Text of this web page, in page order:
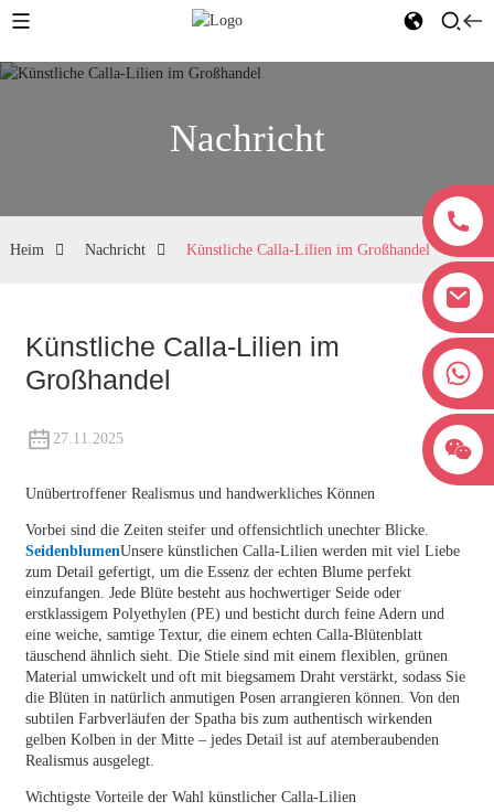
Nachricht
Heim Nachricht Künstliche Calla-Lilien im Großhandel
Künstliche Calla-Lilien im
Großhandel
27.11.2025
Unübertroffener Realismus und handwerkliches Können
Vorbei sind die Zeiten steifer und offensichtlich unechter Blicke.
SeidenblumenUnsere künstlichen Calla-Lilien werden mit viel Liebe
zum Detail gefertigt, um die Essenz der echten Blume perfekt
einzufangen. Jede Blüte besteht aus hochwertiger Seide oder
erstklassigem Polyethylen (PE) und besticht durch feine Adern und
eine weiche, samtige Textur, die einem echten Calla-Blütenblatt
täuschend ähnlich sieht. Die Stiele sind mit einem flexiblen, grünen
Material umwickelt und oft mit biegsamem Draht verstärkt, sodass Sie
die Blüten in natürlich anmutigen Posen arrangieren können. Von den
subtilen Farbverläufen der Spatha bis zum authentisch wirkenden
gelben Kolben in der Mitte – jedes Detail ist auf atemberaubenden
Realismus ausgelegt.
Wichtigste Vorteile der Wahl künstlicher Calla-Lilien